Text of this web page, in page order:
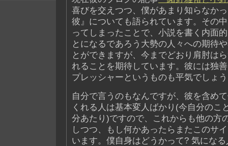
喜びを交えつつ、僕があまり知らなか
彼』についても語られています。その
ってしまったことで、小説を書く内面
とになるであろう大勢の人々への期待
とができますが、今までどおり肩肘は
れることを期待しています。彼には独
プレッシャーというものも平気でしょ
自分で言うのもなんですが、彼を含め
くれる人は基本変人ばかり(今自分のこ
分あたり)ですので、これからも他の方
しつつ、もし何かあったらまたこのサ
います。僕自身はどうかって? 気にな